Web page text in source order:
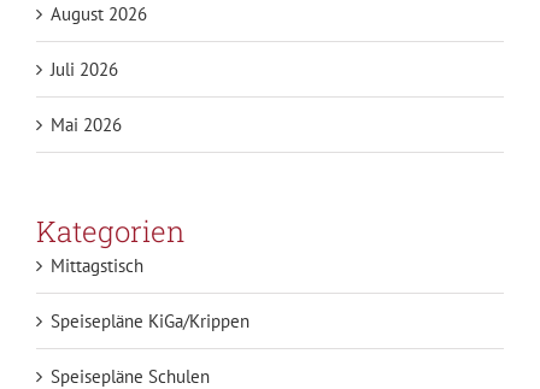
August 2026
Juli 2026
Mai 2026
Kategorien
Mittagstisch
Speisepläne KiGa/Krippen
Speisepläne Schulen